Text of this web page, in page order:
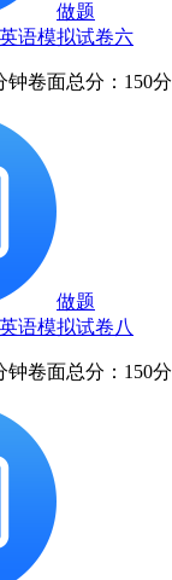
做题
语模拟试卷六
钟卷面总分：150分
做题
语模拟试卷八
钟卷面总分：150分